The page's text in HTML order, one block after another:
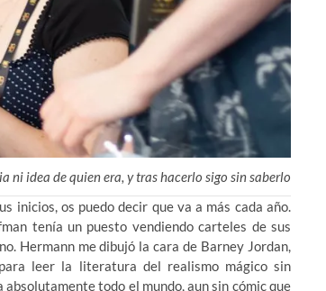
idea de quien era, y tras hacerlo sigo sin saberlo
inicios, os puedo decir que va a más cada año.
tenía un puesto vendiendo carteles de sus
Hermann me dibujó la cara de Barney Jordan,
leer la literatura del realismo mágico sin
todo el mundo, aun sin cómic que